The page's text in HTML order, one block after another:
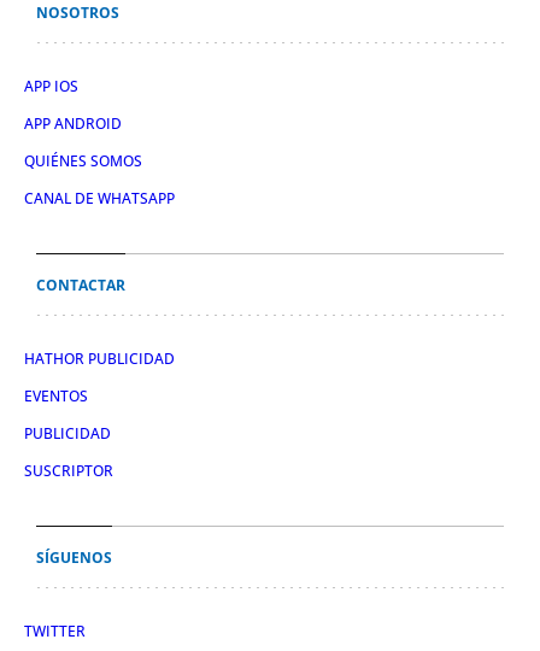
NOSOTROS
APP IOS
APP ANDROID
QUIÉNES SOMOS
CANAL DE WHATSAPP
CONTACTAR
HATHOR PUBLICIDAD
EVENTOS
PUBLICIDAD
SUSCRIPTOR
SÍGUENOS
TWITTER